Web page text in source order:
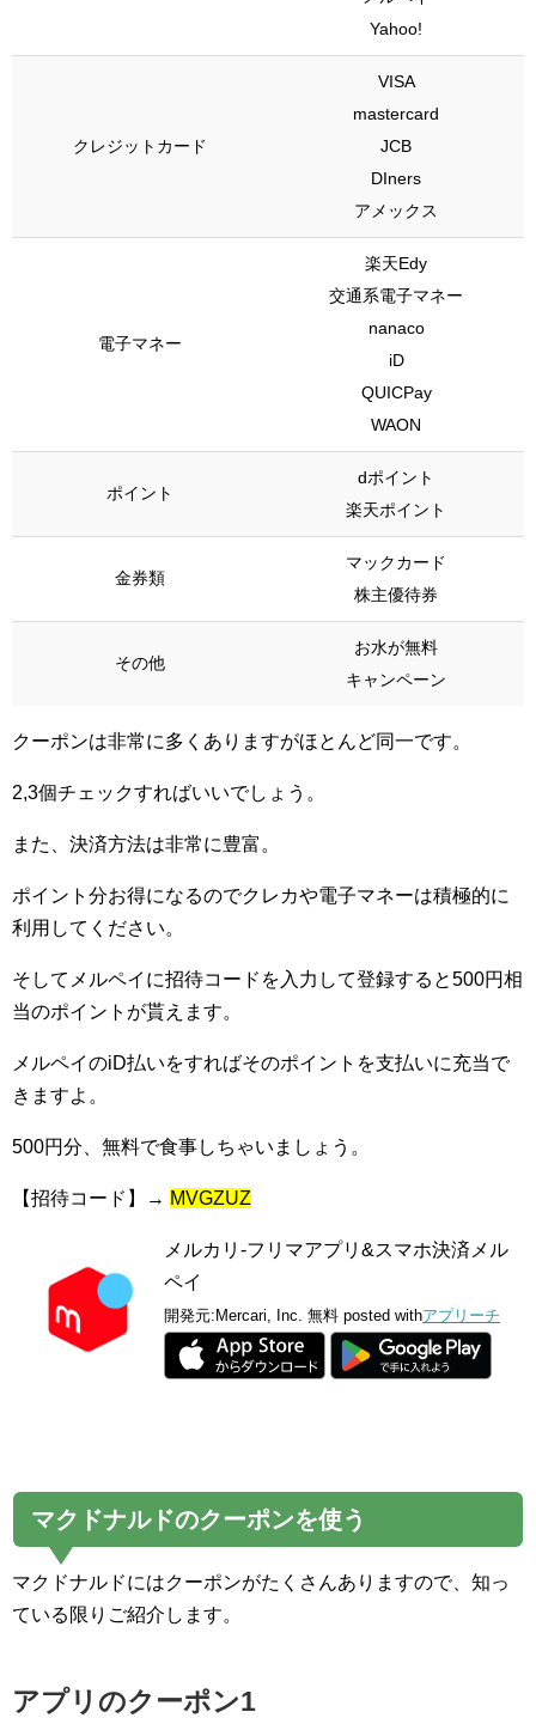
Yahoo!
クレジットカード
VISA
mastercard
JCB
DIners
アメックス
電子マネー
楽天Edy
交通系電子マネー
nanaco
iD
QUICPay
WAON
ポイント
dポイント
楽天ポイント
金券類
マックカード
株主優待券
その他
お水が無料
キャンペーン
クーポンは非常に多くありますがほとんど同一です。
2,3個チェックすればいいでしょう。
また、決済方法は非常に豊富。
ポイント分お得になるのでクレカや電子マネーは積極的に
利用してください。
そしてメルペイに招待コードを入力して登録すると500円相
当のポイントが貰えます。
メルペイのiD払いをすればそのポイントを支払いに充当で
きますよ。
500円分、無料で食事しちゃいましょう。
【招待コード】→ MVGZUZ
メルカリ-フリマアプリ&スマホ決済メル
ペイ
開発元: Mercari, Inc. 無料 posted withアプリーチ
マクドナルドのクーポンを使う
マクドナルドにはクーポンがたくさんありますので、知っ
ている限りご紹介します。
アプリのクーポン1